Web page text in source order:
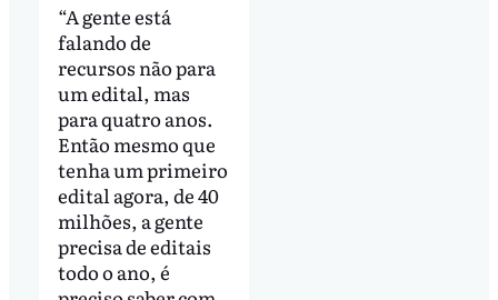
“A gente está
falando de
recursos não para
um edital, mas
para quatro anos.
Então mesmo que
tenha um primeiro
edital agora, de 40
milhões, a gente
precisa de editais
todo o ano, é